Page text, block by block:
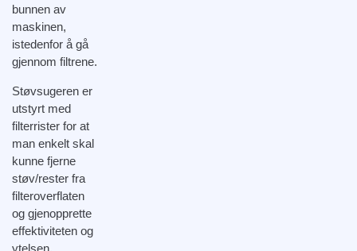
bunnen av
maskinen,
istedenfor å gå
gjennom filtrene.
Støvsugeren er
utstyrt med
filterrister for at
man enkelt skal
kunne fjerne
støv/rester fra
filteroverflaten
og gjenopprette
effektiviteten og